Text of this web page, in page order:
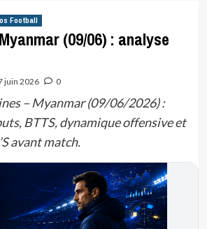
Football
(09/06) : analyse
juin 2026 0
– Myanmar (09/06/2026) :
BTTS, dynamique offensive et
avant match.